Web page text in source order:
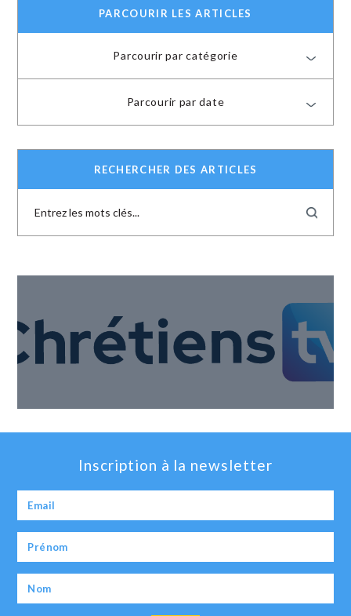
PARCOURIR LES ARTICLES
Parcourir par catégorie
Parcourir par date
RECHERCHER DES ARTICLES
Inscription à la newsletter